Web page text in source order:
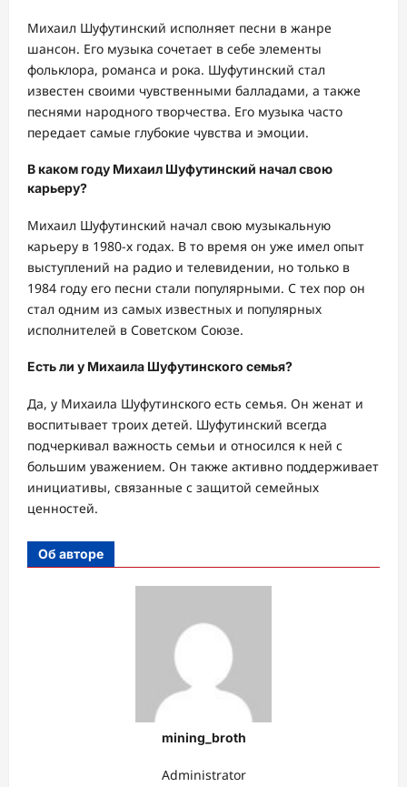
Михаил Шуфутинский исполняет песни в жанре
шансон. Его музыка сочетает в себе элементы
фольклора, романса и рока. Шуфутинский стал
известен своими чувственными балладами, а также
песнями народного творчества. Его музыка часто
передает самые глубокие чувства и эмоции.
В каком году Михаил Шуфутинский начал свою
карьеру?
Михаил Шуфутинский начал свою музыкальную
карьеру в 1980-х годах. В то время он уже имел опыт
выступлений на радио и телевидении, но только в
1984 году его песни стали популярными. С тех пор он
стал одним из самых известных и популярных
исполнителей в Советском Союзе.
Есть ли у Михаила Шуфутинского семья?
Да, у Михаила Шуфутинского есть семья. Он женат и
воспитывает троих детей. Шуфутинский всегда
подчеркивал важность семьи и относился к ней с
большим уважением. Он также активно поддерживает
инициативы, связанные с защитой семейных
ценностей.
Об авторе
mining_broth
Administrator